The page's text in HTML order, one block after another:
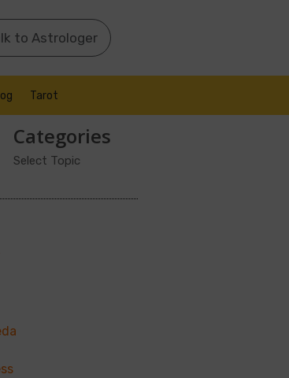
to Astrologer
Tarot
Categories
Select Topic